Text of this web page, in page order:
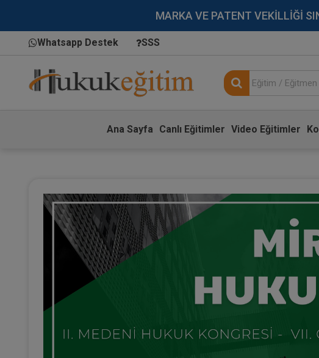
MARKA VE PATENT VEKİLLİĞİ
Whatsapp Destek SSS
Ana Sayfa Canlı Eğitimler Video Eğitimler